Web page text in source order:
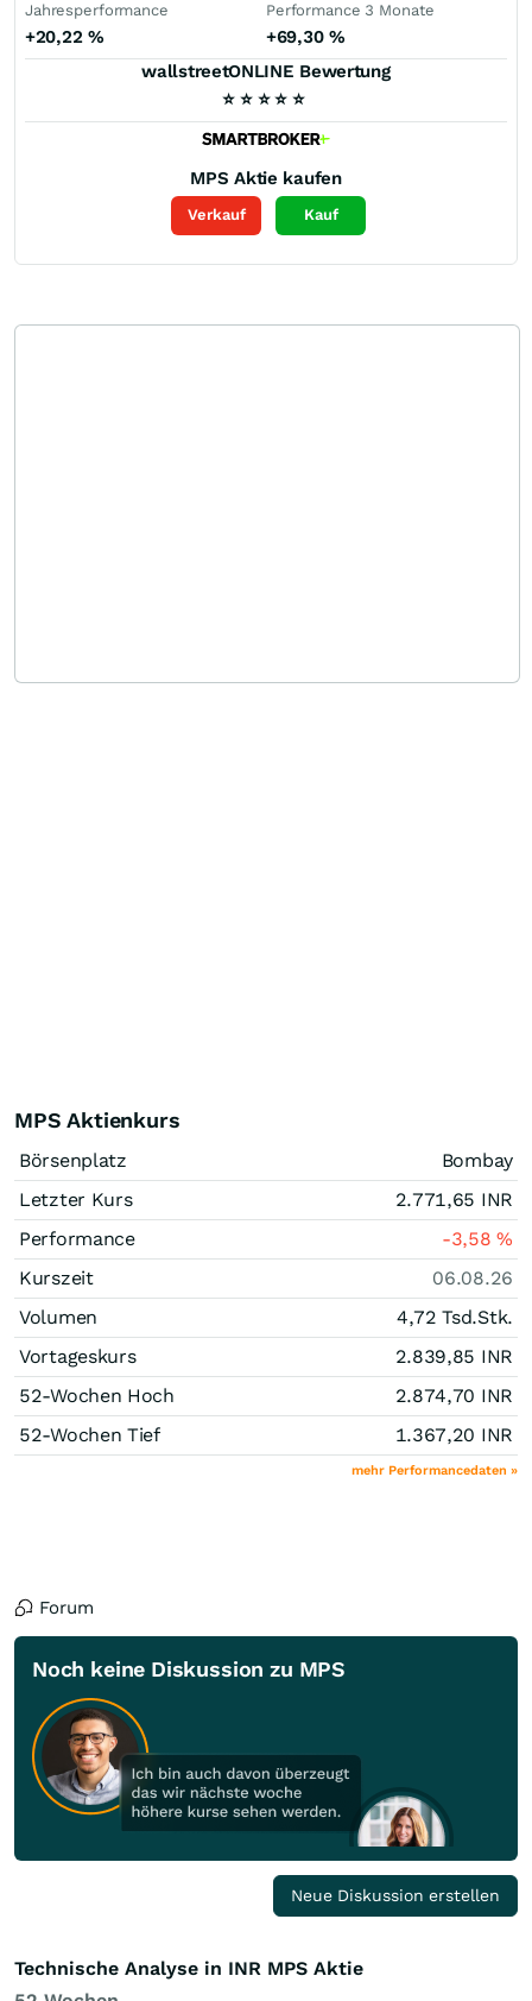
Jahresperformance
+20,22 %
Performance 3 Monate
+69,30 %
wallstreetONLINE Bewertung
⭐ ⭐ ⭐ ⭐ ⭐
MPS Aktie kaufen
Verkauf Kauf
MPS Aktienkurs
Börsenplatz
Bombay
Letzter Kurs
2.771,65 INR
Performance
-3,58%
Kurszeit
06.08.26
Volumen
4,72 Tsd.Stk.
Vortageskurs
2.839,85 INR
52-Wochen Hoch
2.874,70 INR
52-Wochen Tief
1.367,20 INR
mehr Performancedaten »
Forum
Noch keine Diskussion zu MPS
Neue Diskussion erstellen
Technische Analyse in INR MPS Aktie